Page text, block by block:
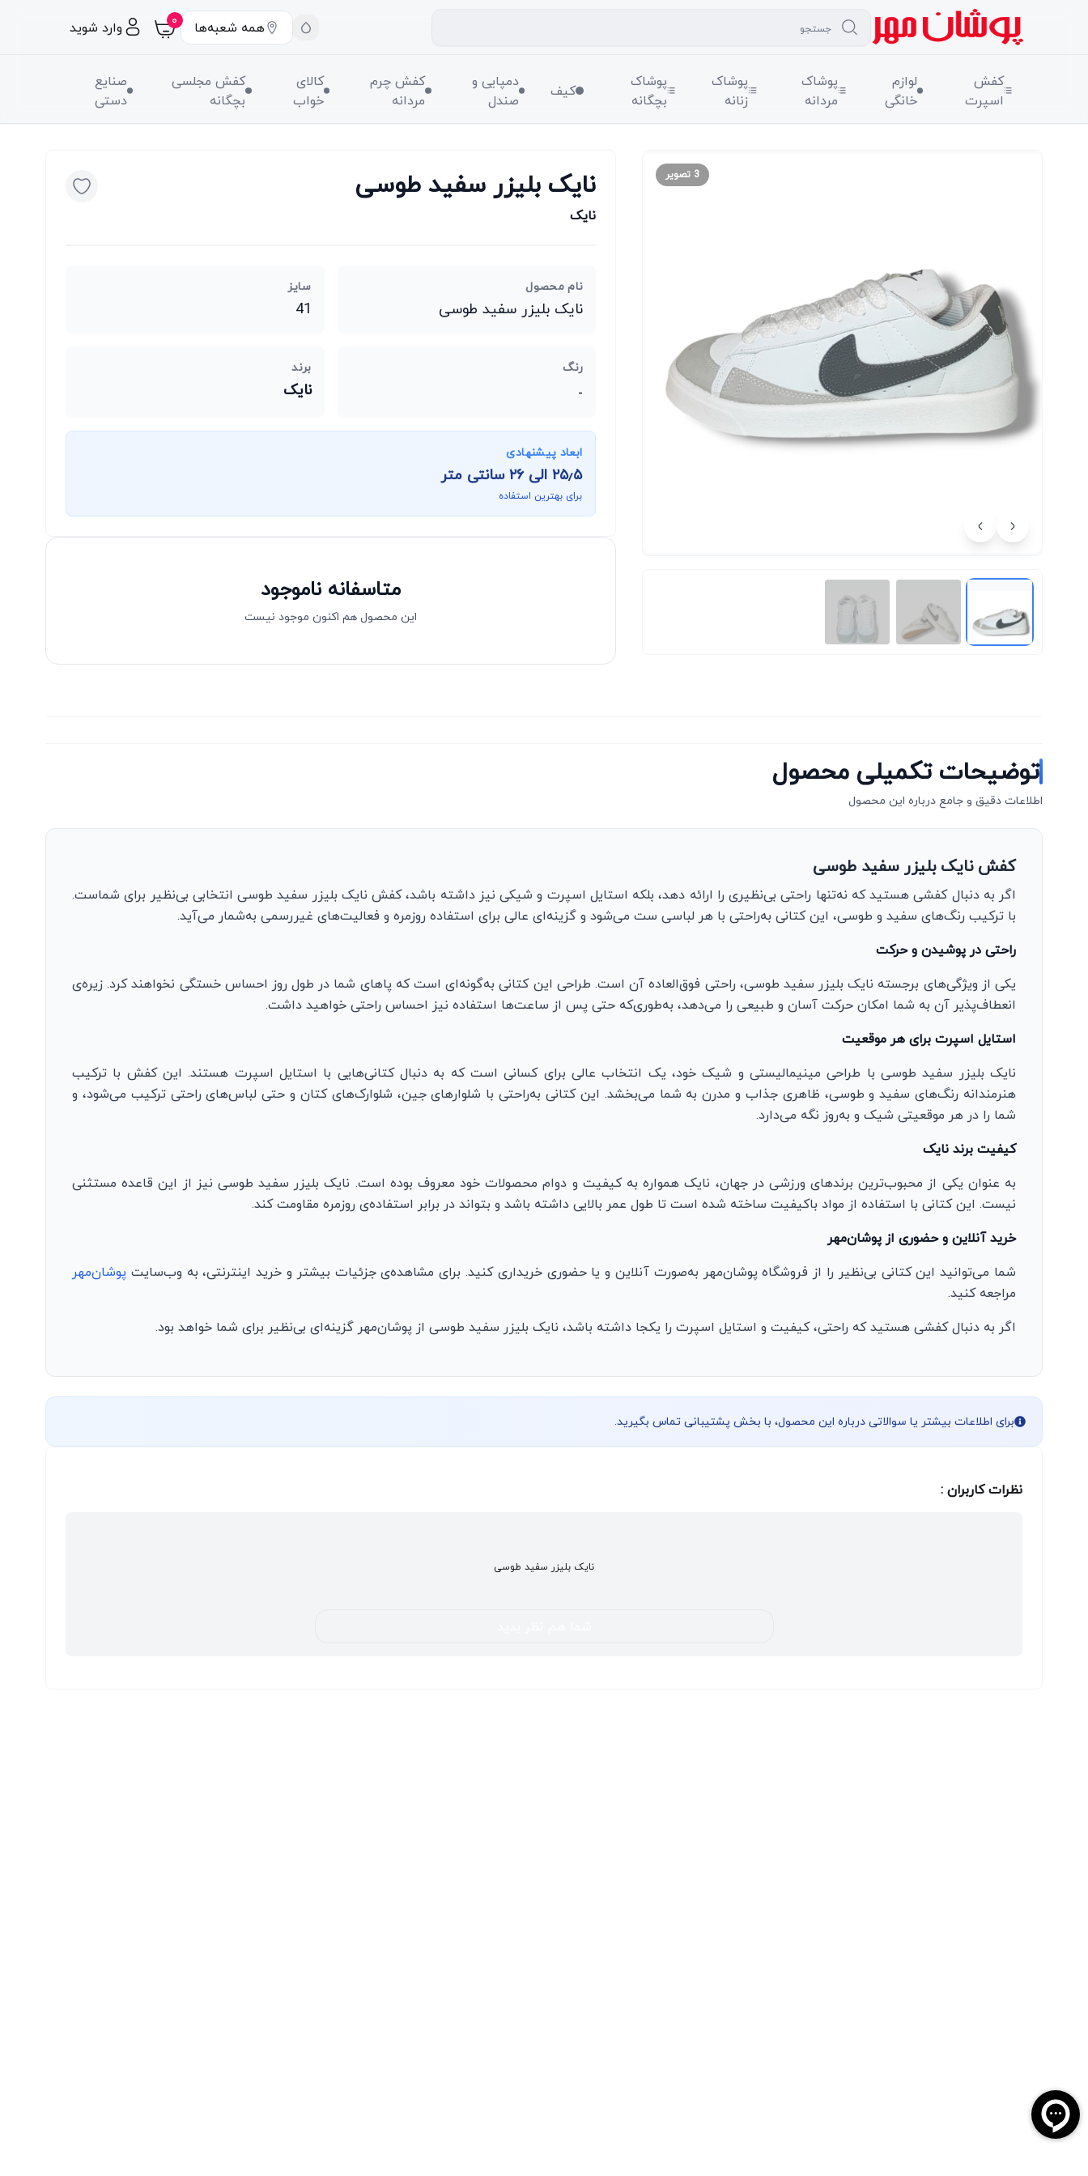
همه شعبه‌ها ۰ وارد شوید
کفش
اسپرت
لوازم
خانگی
پوشاک
مردانه
پوشاک
زنانه
پوشاک
بچگانه
کیف
دمپایی و
صندل
کفش چرم
مردانه
کالای
خواب
کفش مجلسی
بچگانه
صنایع
دستی
3 تصویر نایک بلیزر سفید طوسی
نایک
نام محصول
نایک بلیزر سفید طوسی
سایز
41
رنگ
-
برند
نایک
ابعاد پیشنهادی
۲۵٫۵الی۲۶سانتی متر
برای بهترین استفاده
متاسفانه ناموجود
این محصول هم اکنون موجود نیست
توضیحات تکمیلی محصول
اطلاعات دقیق و جامع درباره این محصول
کفش نایک بلیزر سفید طوسی
اگر به دنبال کفشی هستید که نه‌تنها راحتی بی‌نظیری را ارائه دهد، بلکه استایل اسپرت و شیکی نیز داشته باشد، کفش نایک بلیزر سفید طوسی انتخابی بی‌نظیر برای شماست.
با ترکیب رنگ‌های سفید و طوسی، این کتانی به‌راحتی با هر لباسی ست می‌شود و گزینه‌ای عالی برای استفاده روزمره و فعالیت‌های غیررسمی به‌شمار می‌آید.
راحتی در پوشیدن و حرکت
یکی از ویژگی‌های برجسته نایک بلیزر سفید طوسی، راحتی فوق‌العاده آن است. طراحی این کتانی به‌گونه‌ای است که پاهای شما در طول روز احساس خستگی نخواهند کرد. زیره‌ی
انعطاف‌پذیر آن به شما امکان حرکت آسان و طبیعی را می‌دهد، به‌طوری‌که حتی پس از ساعت‌ها استفاده نیز احساس راحتی خواهید داشت.
استایل اسپرت برای هر موقعیت
نایک بلیزر سفید طوسی با طراحی مینیمالیستی و شیک خود، یک انتخاب عالی برای کسانی است که به دنبال کتانی‌هایی با استایل اسپرت هستند. این کفش با ترکیب
هنرمندانه رنگ‌های سفید و طوسی، ظاهری جذاب و مدرن به شما می‌بخشد. این کتانی به‌راحتی با شلوارهای جین، شلوارک‌های کتان و حتی لباس‌های راحتی ترکیب می‌شود، و
شما را در هر موقعیتی شیک و به‌روز نگه می‌دارد.
کیفیت برند نایک
به عنوان یکی از محبوب‌ترین برندهای ورزشی در جهان، نایک همواره به کیفیت و دوام محصولات خود معروف بوده است. نایک بلیزر سفید طوسی نیز از این قاعده مستثنی
نیست. این کتانی با استفاده از مواد باکیفیت ساخته شده است تا طول عمر بالایی داشته باشد و بتواند در برابر استفاده‌ی روزمره مقاومت کند.
خرید آنلاین و حضوری از پوشان‌مهر
شما می‌توانید این کتانی بی‌نظیر را از فروشگاه پوشان‌مهر به‌صورت آنلاین و یا حضوری خریداری کنید. برای مشاهده‌ی جزئیات بیشتر و خرید اینترنتی، به وب‌سایت پوشان‌مهر
مراجعه کنید.
اگر به دنبال کفشی هستید که راحتی، کیفیت و استایل اسپرت را یکجا داشته باشد، نایک بلیزر سفید طوسی از پوشان‌مهر گزینه‌ای بی‌نظیر برای شما خواهد بود.
برای اطلاعات بیشتر یا سوالاتی درباره این محصول، با بخش پشتیبانی تماس بگیرید.
نظرات کاربران :
نایک بلیزر سفید طوسی